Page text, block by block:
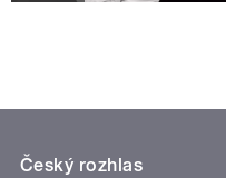
Český rozhlas